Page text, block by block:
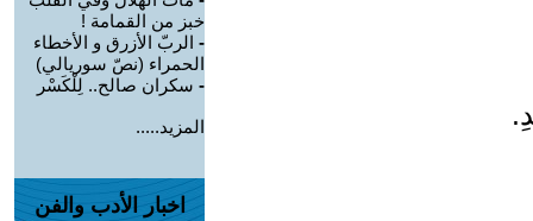
خبز من القمامة !
- الربّ الأزرق و الأخطاء
الحمراء (نصّ سوريالي)
- سكران صالح.. لِلْكَسْر
المزيد.....
اخبار الأدب والفن